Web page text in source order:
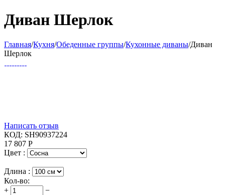
Диван Шерлок
Главная/Кухня/Обеденные группы/Кухонные диваны/Диван
Шерлок
Написать отзыв
КОД: SH90937224
17 807 Р
Цвет :
Длина :
Кол-во:
+
−